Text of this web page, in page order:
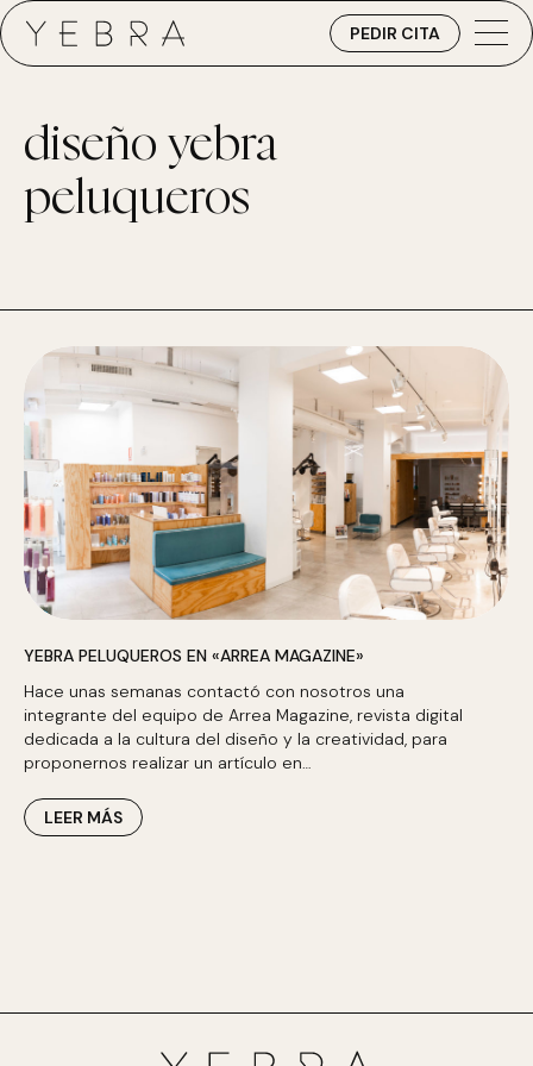
PEDIR CITA
diseño yebra
peluqueros
YEBRA PELUQUEROS EN «ARREA MAGAZINE»
Hace unas semanas contactó con nosotros una
integrante del equipo de Arrea Magazine, revista digital
dedicada a la cultura del diseño y la creatividad, para
proponernos realizar un artículo en…
LEER MÁS